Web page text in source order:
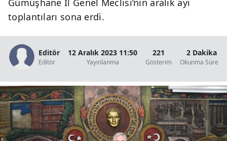
Bolu
Çanakkale
Çankırı
Çorum
Denizli
Gümüşhane İl Genel Meclisi’nin aralık ayı
toplantıları sona erdi.
Editör
Editör
12 Aralık 2023 11:50
Yayınlanma
221
Gösterim
2 Dakika
Okunma Süresi